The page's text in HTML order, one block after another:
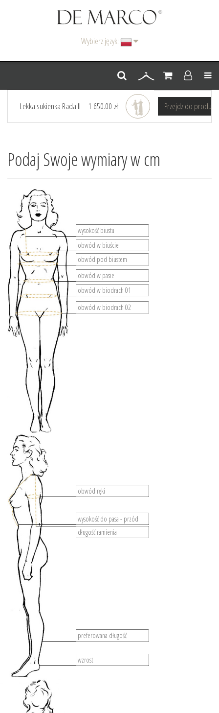
Wybierz język:
Menu
Lekka sukienka Rada II 1 650.00 zł Przejdz do
Podaj Swoje wymiary w cm